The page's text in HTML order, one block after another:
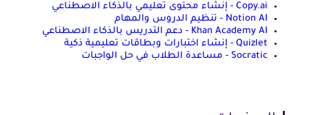
Copy.ai - إنشاء محتوى تعليمي بالذكاء الاصطناعي
Notion AI - تنظيم الدروس والمهام
Khan Academy AI - دعم التدريس بالذكاء الاصطناعي
Quizlet - إنشاء اختبارات وبطاقات تعليمية ذكية
Socratic - مساعدة الطلاب في حل الواجبات